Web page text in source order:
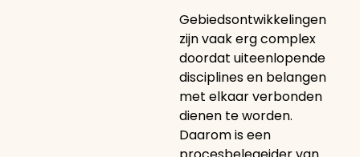
Gebiedsontwikkelingen
zijn vaak erg complex
doordat uiteenlopende
disciplines en belangen
met elkaar verbonden
dienen te worden.
Daarom is een